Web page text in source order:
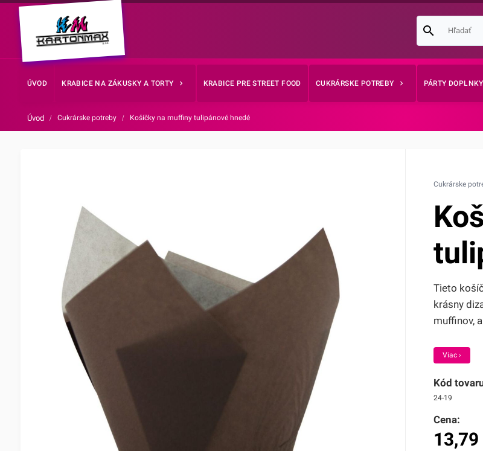
ÚVOD KRABICE NA ZÁKUSKY A TORTY KRABICE PRE STREET FOOD CUKRÁRSKE POTREBY PÁRTY DOPLNKY
Úvod / Cukrárske potreby / Košíčky na muffiny tulipánové hnedé
Cukrárske
Tieto
krásny
muffinov,
Viac ›
Kód
24-19
Cena:
13,79